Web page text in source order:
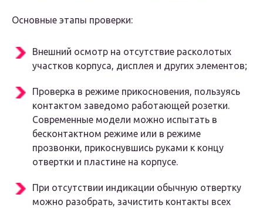
Основные этапы проверки:
Внешний осмотр на отсутствие расколотых
участков корпуса, дисплея и других элементов;
Проверка в режиме прикосновения, пользуясь
контактом заведомо работающей розетки.
Современные модели можно испытать в
бесконтактном режиме или в режиме
прозвонки, прикоснувшись руками к концу
отвертки и пластине на корпусе.
При отсутствии индикации обычную отвертку
можно разобрать, зачистить контакты всех